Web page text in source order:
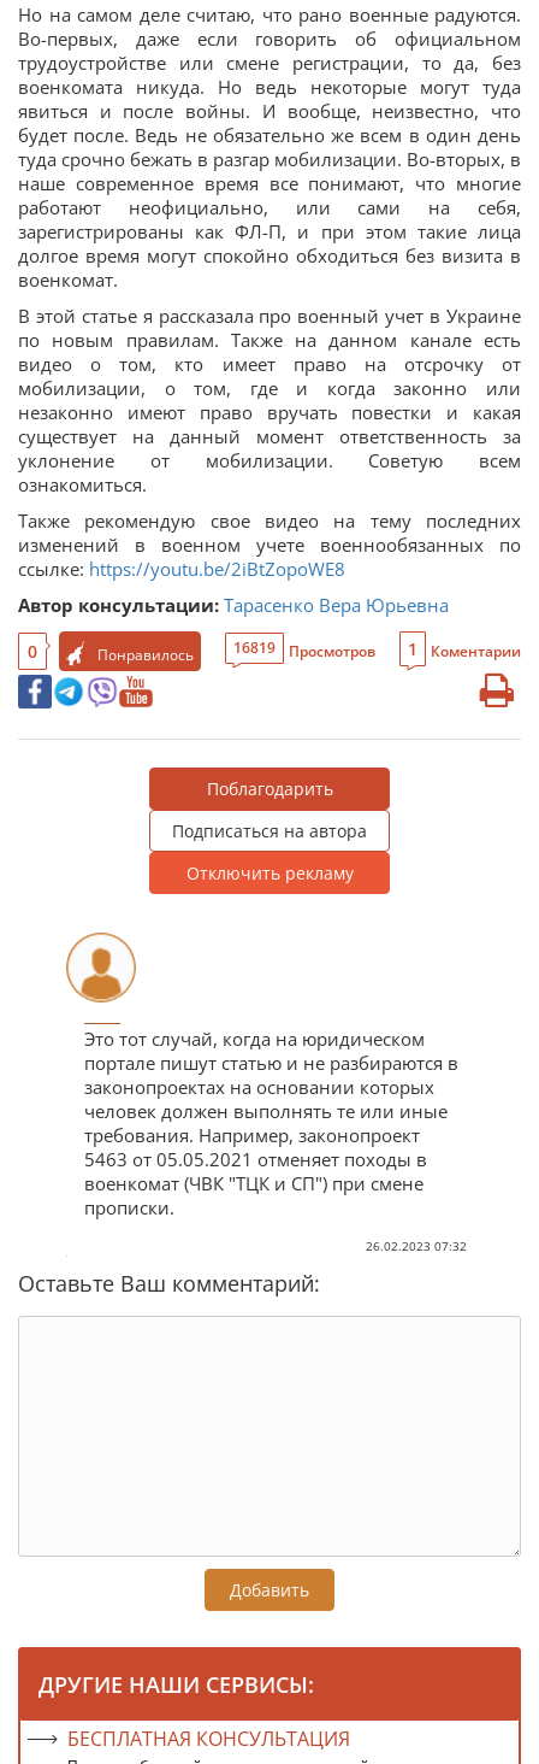
Но на самом деле считаю, что рано военные радуются.
Во-первых, даже если говорить об официальном
трудоустройстве или смене регистрации, то да, без
военкомата никуда. Но ведь некоторые могут туда
явиться и после войны. И вообще, неизвестно, что
будет после. Ведь не обязательно же всем в один день
туда срочно бежать в разгар мобилизации. Во-вторых, в
наше современное время все понимают, что многие
работают неофициально, или сами на себя,
зарегистрированы как ФЛ-П, и при этом такие лица
долгое время могут спокойно обходиться без визита в
военкомат.
В этой статье я рассказала про военный учет в Украине
по новым правилам. Также на данном канале есть
видео о том, кто имеет право на отсрочку от
мобилизации, о том, где и когда законно или
незаконно имеют право вручать повестки и какая
существует на данный момент ответственность за
уклонение от мобилизации. Советую всем
ознакомиться.
Также рекомендую свое видео на тему последних
изменений в военном учете военнообязанных по
ссылке: https://youtu.be/2iBtZopoWE8
Автор консультации: Тарасенко Вера Юрьевна
0 Понравилось 16819 Просмотров 1 Коментарии
Поблагодарить
Подписаться на автора
Отключить рекламу
Это тот случай, когда на юридическом
портале пишут статью и не разбираются в
законопроектах на основании которых
человек должен выполнять те или иные
требования. Например, законопроект
5463 от 05.05.2021 отменяет походы в
военкомат (ЧВК "ТЦК и СП") при смене
прописки.
26.02.2023 07:32
Оставьте Ваш комментарий:
Добавить
ДРУГИЕ НАШИ СЕРВИСЫ:
БЕСПЛАТНАЯ КОНСУЛЬТАЦИЯ